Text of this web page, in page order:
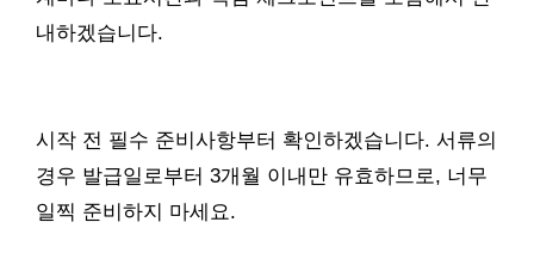
내하겠습니다.
시작 전 필수 준비사항부터 확인하겠습니다. 서류의
경우 발급일로부터 3개월 이내만 유효하므로, 너무
일찍 준비하지 마세요.